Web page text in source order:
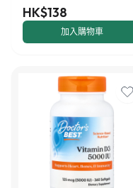
HK$138
加入購物車